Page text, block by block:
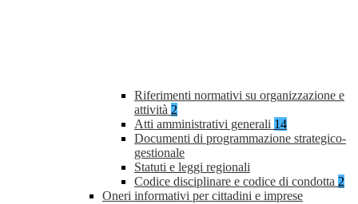
Riferimenti normativi su organizzazione e
attività 2
Atti amministrativi generali 14
Documenti di programmazione strategico-
gestionale
Statuti e leggi regionali
Codice disciplinare e codice di condotta 2
Oneri informativi per cittadini e imprese